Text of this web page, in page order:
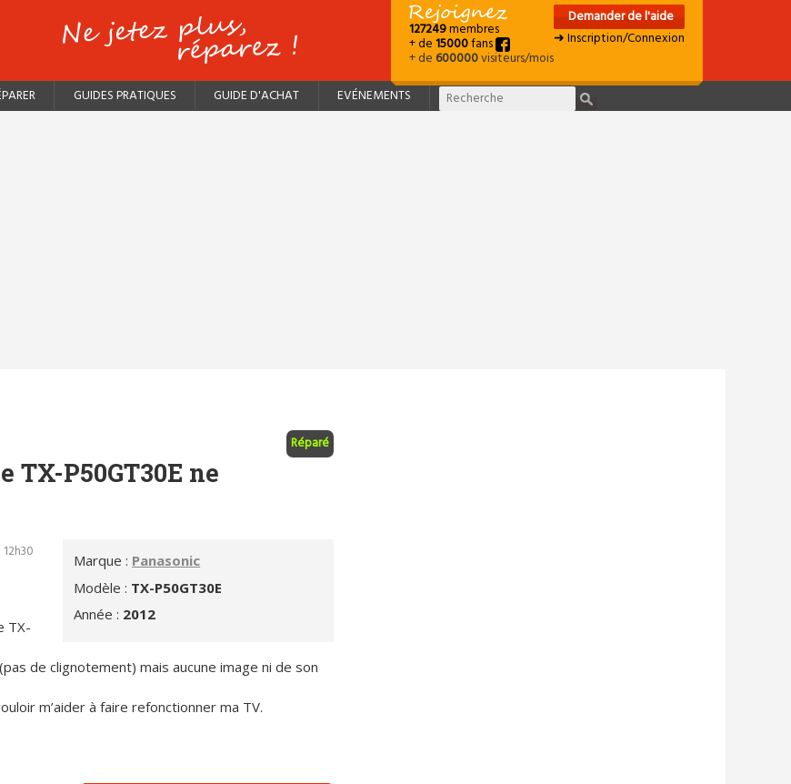
127249membres
+ de15000fans
+ de600000visiteurs/mois
Demander de l'aide
➜ Inscription/Connexion
GUIDES PRATIQUES GUIDE D'ACHAT EVÉNEMENTS
Réparé
TX-P50GT30E ne
Marque : Panasonic
Modèle : TX-P50GT30E
Année : 2012
TX-
de clignotement) mais aucune image ni de son
m’aider à faire refonctionner ma TV.